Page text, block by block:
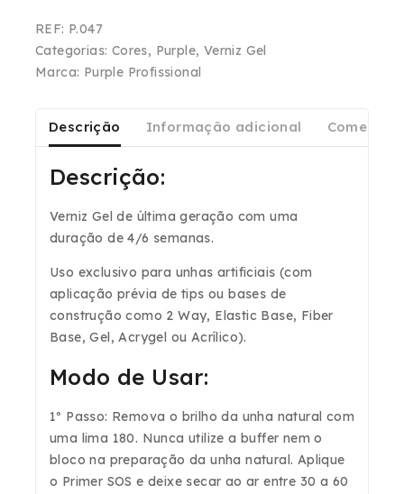
REF: P.047
Categorias: Cores, Purple, Verniz Gel
Marca: Purple Profissional
Descrição Informação adicional
Descrição:
Verniz Gel de última geração com uma
duração de 4/6 semanas.
Uso exclusivo para unhas artificiais (com
aplicação prévia de tips ou bases de
construção como 2 Way, Elastic Base, Fiber
Base, Gel, Acrygel ou Acrílico).
Modo de Usar:
1º Passo: Remova o brilho da unha natural com
uma lima 180. Nunca utilize a buffer nem o
bloco na preparação da unha natural. Aplique
o Primer SOS e deixe secar ao ar entre 30 a 60